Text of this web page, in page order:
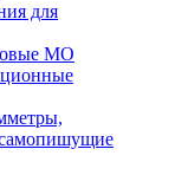
для
МО